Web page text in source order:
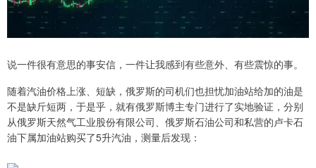
说一件很有意思的事安信，一件让我感到有些意外、有些震惊的事。
随着汽油价格上涨、短缺，俄罗斯的司机们也担忧加油站给加的油是
不是缺斤短两，于是乎，就有俄罗斯博主专门进行了实地验证，分别
从俄罗斯天然气工业股份有限公司、俄罗斯石油公司和私营的卢卡石
油下属加油站购买了5升汽油，测量后发现：